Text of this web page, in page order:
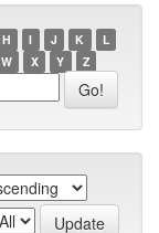
H I J K
L
W X Y Z